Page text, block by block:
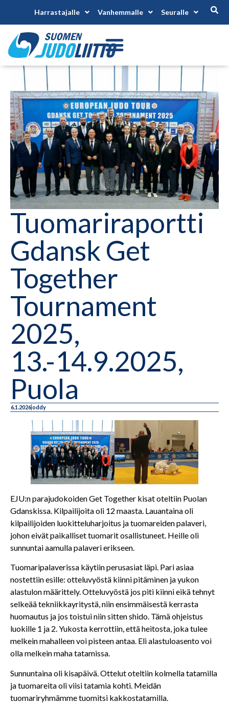
Harrastajalle Vanhemmalle Seuralle
Tuomariraportti
Gdansk Get
Together
Tournament
2025,
13.-14.9.2025,
Puola
6.1.2026oddy
EJU:n parajudokoiden Get Together kisat oteltiin Puolan
Gdanskissa. Kilpailijoita oli 12 maasta. Lauantaina oli
kilpailijoiden luokitteluharjoitus ja tuomareiden palaveri,
johon eivät paikalliset tuomarit osallistuneet. Heille oli
sunnuntai aamulla palaveri erikseen.
Tuomaripalaverissa käytiin perusasiat läpi. Pari asiaa
nostettiin esille: otteluvyöstä kiinni pitäminen ja yukon
alastulon määrittely. Otteluvyöstä jos piti kiinni eikä tehnyt
selkeää tekniikkayritystä, niin ensimmäisestä kerrasta
huomautus ja jos toistui niin sitten shido. Tämä ohjeistus
luokille 1 ja 2. Yukosta kerrottiin, että heitosta, joka tulee
melkein mahalleen voi pisteen antaa. Eli alastuloasento voi
olla melkein maha tatamissa.
Sunnuntaina oli kisapäivä. Ottelut oteltiin kolmella tatamilla
ja tuomareita oli viisi tatamia kohti. Meidän
tuomariryhmämme tuomitsi kakkostatamilla.